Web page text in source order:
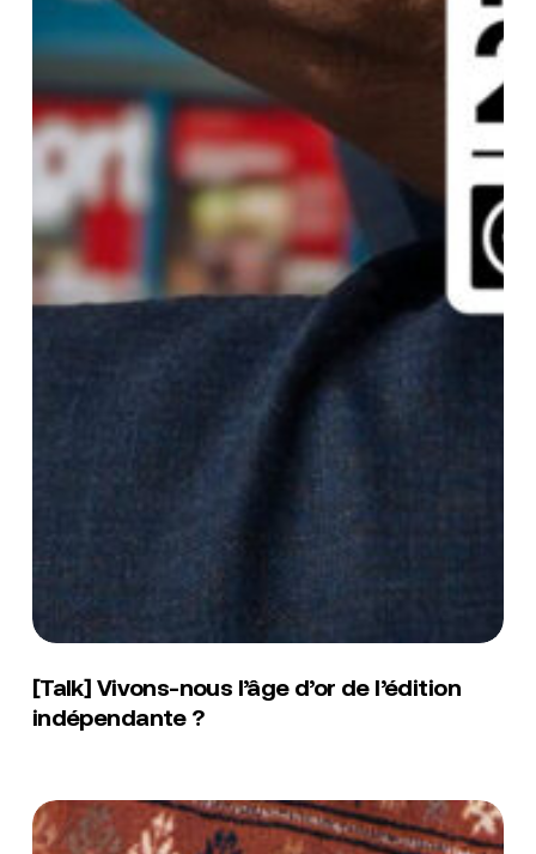
Vivons-
nous
l’âge
l’édition
indépendante
?
[Talk] Vivons-nous l’âge d’or de l’édition
indépendante ?
[Concert]
So’